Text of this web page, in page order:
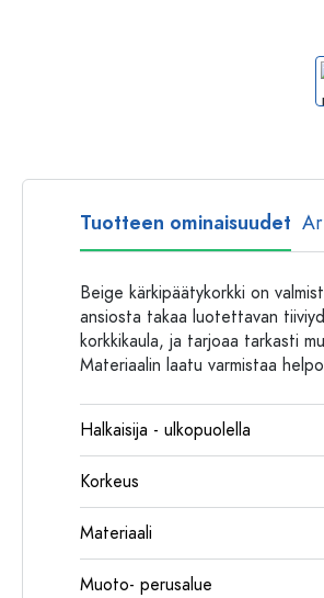
Tuotteen ominaisuudet
Beige kärkipäätykorkki on
ansiosta takaa luotettavan
korkkikaula, ja tarjoaa tarkasti
Materiaalin laatu varmistaa
Halkaisija - ulkopuolella
Korkeus
Materiaali
Muoto- perusalue